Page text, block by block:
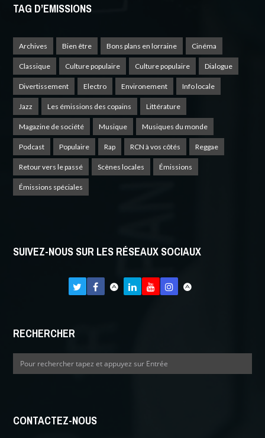
TAG D’EMISSIONS
Archives Bien être Bons plans en lorraine Cinéma
Classique Culture populaire Culture populaire Dialogue
Divertissement Electro Environement Info locale
Jazz Les émissions des copains Littérature
Magazine de société Musique Musiques du monde
Podcast Populaire Rap RCN à vos côtés Reggae
Retour vers le passé Scènes locales Émissions
Émissions spéciales
SUIVEZ-NOUS SUR LES RÉSEAUX SOCIAUX
RECHERCHER
CONTACTEZ-NOUS